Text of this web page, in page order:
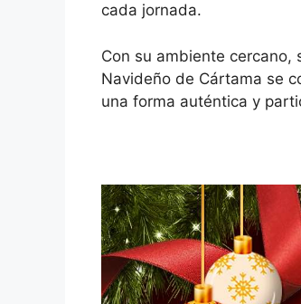
cada jornada.
Con su ambiente
Navideño de Cártama se
una forma auténtica y